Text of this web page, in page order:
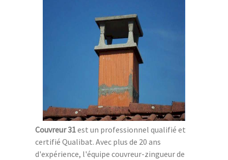
Couvreur 31est un professionnel qualifié et
certifié Qualibat. Avec plus de 20 ans
d'expérience, l'équipe couvreur-zingueur de